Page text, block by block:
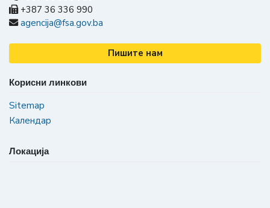
+387 36 336 990
agencija@fsa.gov.ba
Пишите нам
Корисни линкови
Sitemap
Календар
Локација